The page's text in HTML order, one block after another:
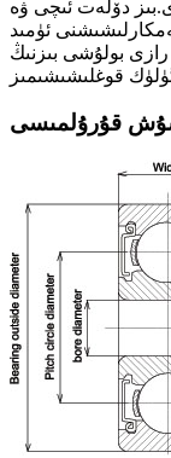
دۆلەت ئىچى ۋە
ئۈمىد
رازى بولۇشى بىزنىڭ
قۇرۇلمىسى